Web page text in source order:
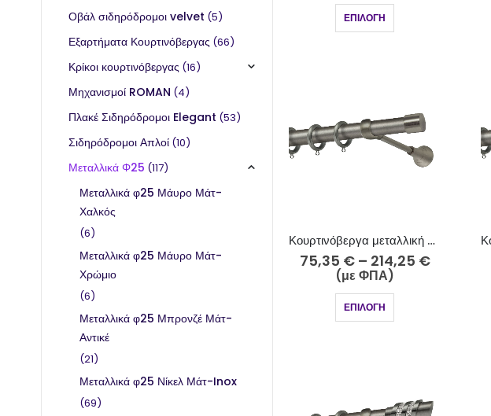
ΕΠΙΛΟΓΉ
Κουρτινόβεργα μεταλλική Φ25 ανθρακί Πόρος Κ56-2525
75,35 € – 214,25 €
(με ΦΠΑ)
ΕΠΙΛΟΓΉ
Οβάλ σιδηρόδρομοι velvet (5)
Εξαρτήματα Κουρτινόβεργας (66)
Κρίκοι κουρτινόβεργας (16)
Μηχανισμοί ROMAN (4)
Πλακέ Σιδηρόδρομοι Elegant (53)
Σιδηρόδρομοι Απλοί (10)
Μεταλλικά Φ25 (117)
Μεταλλικά φ25 Μάυρο Μάτ-
Χαλκός
(6)
Μεταλλικά φ25 Μάυρο Μάτ-
Χρώμιο
(6)
Μεταλλικά φ25 Μπρονζέ Μάτ-
Αντικέ
(21)
Μεταλλικά φ25 Νίκελ Μάτ-Inox
(69)